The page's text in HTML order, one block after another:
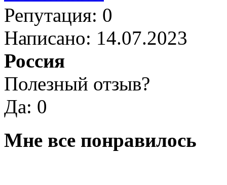
Репутация: 0
Написано: 14.07.2023
Россия
Полезный отзыв?
Да: 0
Мне все понравилось